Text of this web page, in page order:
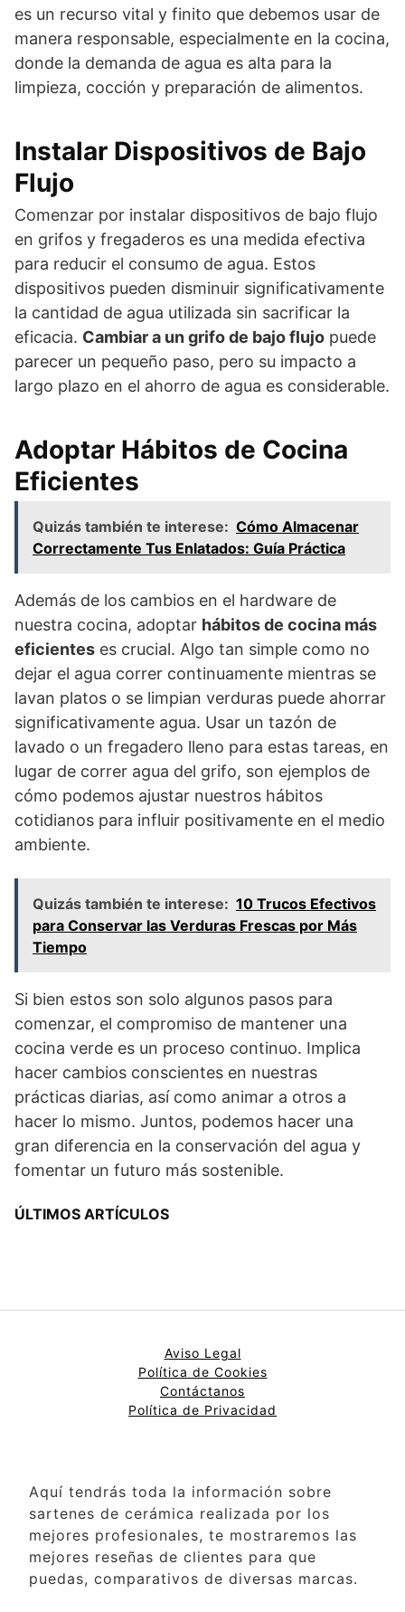
es un recurso vital y finito que debemos usar de
manera responsable, especialmente en la cocina,
donde la demanda de agua es alta para la
limpieza, cocción y preparación de alimentos.
Instalar Dispositivos de Bajo
Flujo
Comenzar por instalar dispositivos de bajo flujo
en grifos y fregaderos es una medida efectiva
para reducir el consumo de agua. Estos
dispositivos pueden disminuir significativamente
la cantidad de agua utilizada sin sacrificar la
eficacia. Cambiar a un grifo de bajo flujo puede
parecer un pequeño paso, pero su impacto a
largo plazo en el ahorro de agua es considerable.
Adoptar Hábitos de Cocina
Eficientes
Quizás también te interese: Cómo Almacenar
Correctamente Tus Enlatados: Guía Práctica
Además de los cambios en el hardware de
nuestra cocina, adoptar hábitos de cocina más
eficientes es crucial. Algo tan simple como no
dejar el agua correr continuamente mientras se
lavan platos o se limpian verduras puede ahorrar
significativamente agua. Usar un tazón de
lavado o un fregadero lleno para estas tareas, en
lugar de correr agua del grifo, son ejemplos de
cómo podemos ajustar nuestros hábitos
cotidianos para influir positivamente en el medio
ambiente.
Quizás también te interese: 10 Trucos Efectivos
para Conservar las Verduras Frescas por Más
Tiempo
Si bien estos son solo algunos pasos para
comenzar, el compromiso de mantener una
cocina verde es un proceso continuo. Implica
hacer cambios conscientes en nuestras
prácticas diarias, así como animar a otros a
hacer lo mismo. Juntos, podemos hacer una
gran diferencia en la conservación del agua y
fomentar un futuro más sostenible.
ÚLTIMOS ARTÍCULOS
Aviso Legal
Política de Cookies
Contáctanos
Política de Privacidad
Aquí tendrás toda la información sobre
sartenes de cerámica realizada por los
mejores profesionales, te mostraremos las
mejores reseñas de clientes para que
puedas, comparativos de diversas marcas.